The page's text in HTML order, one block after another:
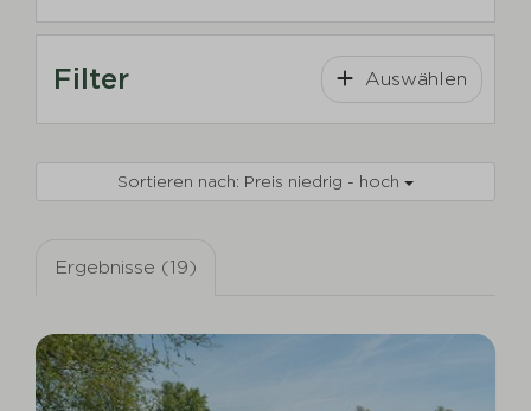
Filter Auswählen
Sortieren nach: Preis niedrig - hoch
Ergebnisse (19)